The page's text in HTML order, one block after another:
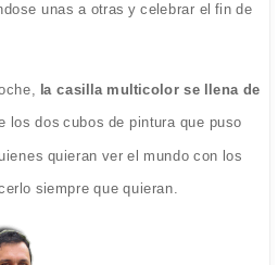
unas a otras y celebrar el fin de
la casilla multicolor se llena de
los dos cubos de pintura que puso
quieran ver el mundo con los
siempre que quieran.